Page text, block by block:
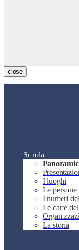
close
Scuola
I luoghi
Le persone
I numeri
Le carte
La storia